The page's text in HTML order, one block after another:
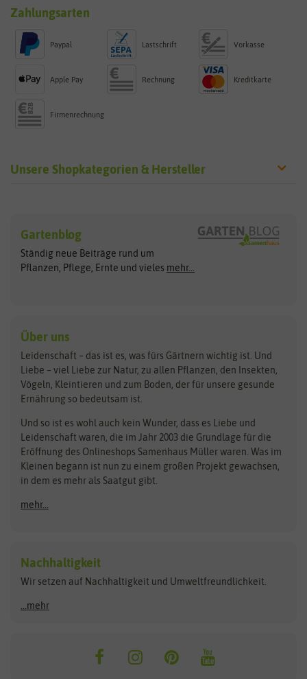
Zahlungsarten
Paypal Lastschrift Vorkasse
Apple Pay Rechnung Kreditkarte
Firmenrechnung
Unsere Shopkategorien & Hersteller
Exotische Samen
Gemüsesamen
Gründünger
Kräutersamen
Obstsamen
Pilzbrut
Rasensamen
Steckzwiebeln
Zimmer & Kübelpflanzen
Kataloge
Schnäppchen
Anzucht & Gartenzubehör
Anzuchtschalen
Heizmatte & Heizkabel
Kokos-Quelltabletten
Zimmergewächshaus
Arche Noah
ASB Greenworld
Benary
Bingenheimer Saatgut
BioBalu
Bionana
BIOWOL
Blumicorn
Bûten Birds
Carl Pabst
Clever Pots
COMPO
Dürr-Samen
elho
Feldsaaten Freudenberger
Fertil
Flora Elite
Florissa
Flortis
Franchi Sementi
Hortitops
JUB Holland
Gartenblog
Ständig neue Beiträge rund um
Pflanzen, Pflege, Ernte und vieles mehr...
Über uns
Leidenschaft – das ist es, was fürs Gärtnern wichtig ist. Und
Liebe – viel Liebe zur Natur, zu allen Pflanzen, den Insekten,
Vögeln, Kleintieren und zum Boden, der für unsere gesunde
Ernährung so bedeutsam ist.
Und so ist es wohl auch kein Wunder, dass es Liebe und
Leidenschaft waren, die im Jahr 2003 die Grundlage für die
Eröffnung des Onlineshops Samenhaus Müller waren. Was im
Kleinen begann ist nun zu einem großen Projekt gewachsen,
in dem es mehr als Saatgut gibt.
mehr...
Nachhaltigkeit
Wir setzen auf Nachhaltigkeit und Umweltfreundlichkeit.
...mehr